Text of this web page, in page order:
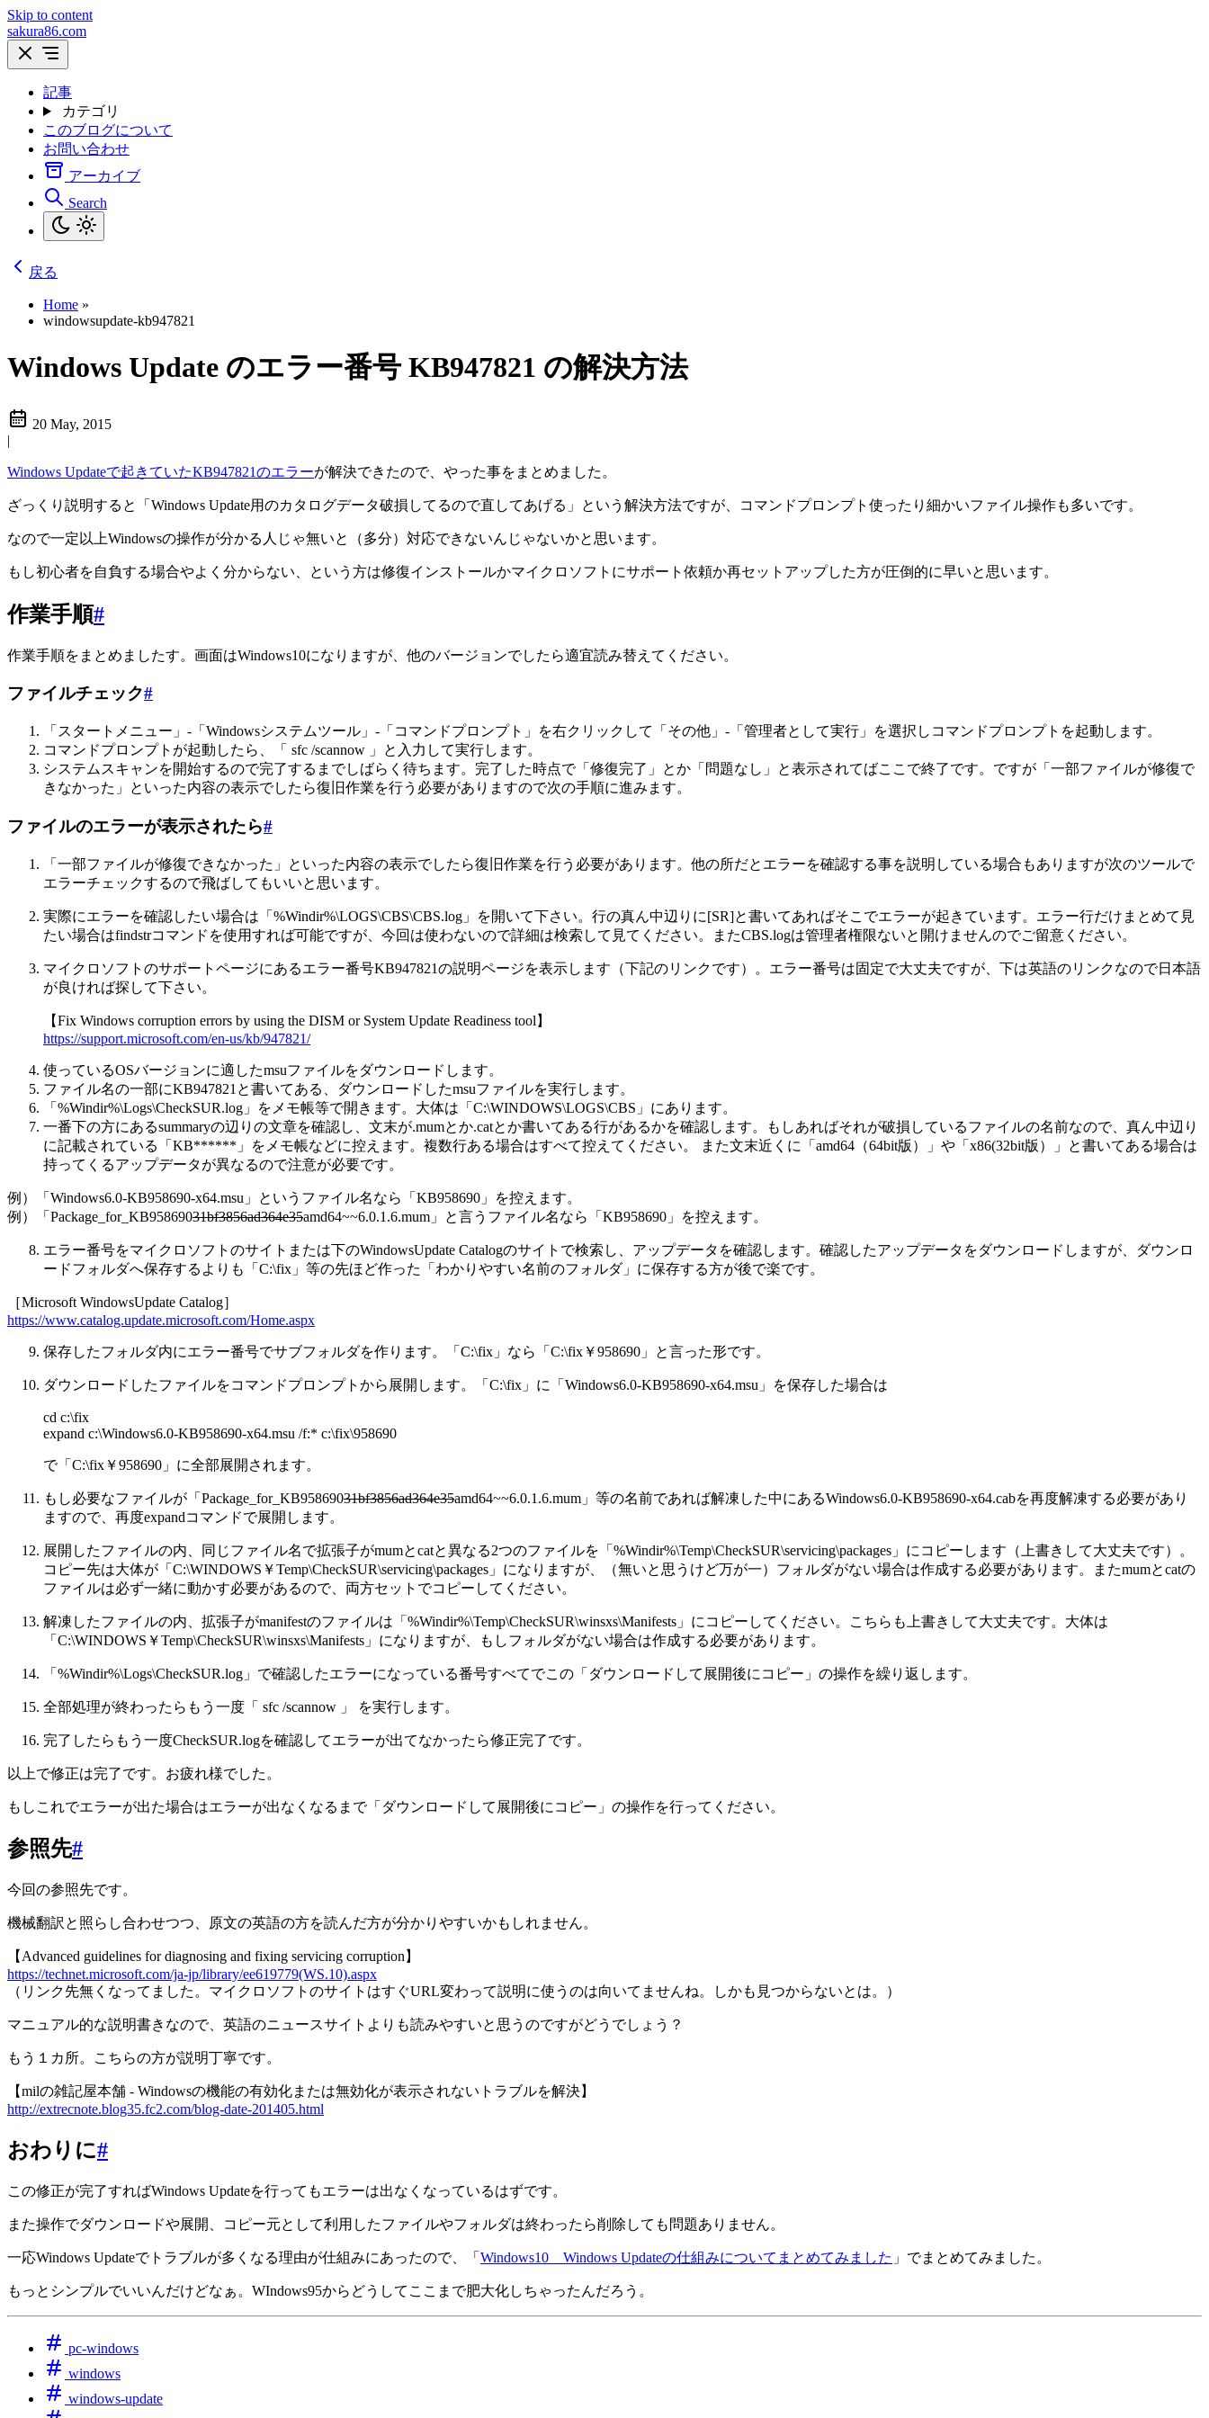
Skip to content
sakura86.com
記事
カテゴリ
このブログについて
お問い合わせ
アーカイブ
Search
戻る
Home »
windowsupdate-kb947821
Windows Update のエラー番号 KB947821 の解決方法
20 May, 2015
|
Windows Updateで起きていたKB947821のエラーが解決できたので、やった事をまとめました。
ざっくり説明すると「Windows Update用のカタログデータ破損してるので直してあげる」という解決方法ですが、コマンドプロンプト使ったり細かいファイル操作も多いです。
なので一定以上Windowsの操作が分かる人じゃ無いと（多分）対応できないんじゃないかと思います。
もし初心者を自負する場合やよく分からない、という方は修復インストールかマイクロソフトにサポート依頼か再セットアップした方が圧倒的に早いと思います。
作業手順#
作業手順をまとめましたす。画面はWindows10になりますが、他のバージョンでしたら適宜読み替えてください。
ファイルチェック#
「スタートメニュー」-「Windowsシステムツール」-「コマンドプロンプト」を右クリックして「その他」-「管理者として実行」を選択しコマンドプロンプトを起動します。
コマンドプロンプトが起動したら、「 sfc /scannow 」と入力して実行します。
システムスキャンを開始するので完了するまでしばらく待ちます。完了した時点で「修復完了」とか「問題なし」と表示されてばここで終了です。ですが「一部ファイルが修復で
きなかった」といった内容の表示でしたら復旧作業を行う必要がありますので次の手順に進みます。
ファイルのエラーが表示されたら#
「一部ファイルが修復できなかった」といった内容の表示でしたら復旧作業を行う必要があります。他の所だとエラーを確認する事を説明している場合もありますが次のツールで
エラーチェックするので飛ばしてもいいと思います。
実際にエラーを確認したい場合は「%Windir%\LOGS\CBS\CBS.log」を開いて下さい。行の真ん中辺りに[SR]と書いてあればそこでエラーが起きています。エラー行だけまとめて見
たい場合はfindstrコマンドを使用すれば可能ですが、今回は使わないので詳細は検索して見てください。またCBS.logは管理者権限ないと開けませんのでご留意ください。
マイクロソフトのサポートページにあるエラー番号KB947821の説明ページを表示します（下記のリンクです）。エラー番号は固定で大丈夫ですが、下は英語のリンクなので日本語
が良ければ探して下さい。
【Fix Windows corruption errors by using the DISM or System Update Readiness tool】
https://support.microsoft.com/en-us/kb/947821/
使っているOSバージョンに適したmsuファイルをダウンロードします。
ファイル名の一部にKB947821と書いてある、ダウンロードしたmsuファイルを実行します。
「%Windir%\Logs\CheckSUR.log」をメモ帳等で開きます。大体は「C:\WINDOWS\LOGS\CBS」にあります。
一番下の方にあるsummaryの辺りの文章を確認し、文末が.mumとか.catとか書いてある行があるかを確認します。もしあればそれが破損しているファイルの名前なので、真ん中辺り
に記載されている「KB******」をメモ帳などに控えます。複数行ある場合はすべて控えてください。 また文末近くに「amd64（64bit版）」や「x86(32bit版）」と書いてある場合は
持ってくるアップデータが異なるので注意が必要です。
例）「Windows6.0-KB958690-x64.msu」というファイル名なら「KB958690」を控えます。
例）「Package_for_KB95869031bf3856ad364e35amd64~~6.0.1.6.mum」と言うファイル名なら「KB958690」を控えます。
エラー番号をマイクロソフトのサイトまたは下のWindowsUpdate Catalogのサイトで検索し、アップデータを確認します。確認したアップデータをダウンロードしますが、ダウンロ
ードフォルダへ保存するよりも「C:\fix」等の先ほど作った「わかりやすい名前のフォルダ」に保存する方が後で楽です。
［Microsoft WindowsUpdate Catalog］
https://www.catalog.update.microsoft.com/Home.aspx
保存したフォルダ内にエラー番号でサブフォルダを作ります。「C:\fix」なら「C:\fix￥958690」と言った形です。
ダウンロードしたファイルをコマンドプロンプトから展開します。「C:\fix」に「Windows6.0-KB958690-x64.msu」を保存した場合は
cd c:\fix
expand c:\Windows6.0-KB958690-x64.msu /f:* c:\fix\958690
で「C:\fix￥958690」に全部展開されます。
もし必要なファイルが「Package_for_KB95869031bf3856ad364e35amd64~~6.0.1.6.mum」等の名前であれば解凍した中にあるWindows6.0-KB958690-x64.cabを再度解凍する必要があり
ますので、再度expandコマンドで展開します。
展開したファイルの内、同じファイル名で拡張子がmumとcatと異なる2つのファイルを「%Windir%\Temp\CheckSUR\servicing\packages」にコピーします（上書きして大丈夫です）。
コピー先は大体が「C:\WINDOWS￥Temp\CheckSUR\servicing\packages」になりますが、（無いと思うけど万が一）フォルダがない場合は作成する必要があります。またmumとcatの
ファイルは必ず一緒に動かす必要があるので、両方セットでコピーしてください。
解凍したファイルの内、拡張子がmanifestのファイルは「%Windir%\Temp\CheckSUR\winsxs\Manifests」にコピーしてください。こちらも上書きして大丈夫です。大体は
「C:\WINDOWS￥Temp\CheckSUR\winsxs\Manifests」になりますが、もしフォルダがない場合は作成する必要があります。
「%Windir%\Logs\CheckSUR.log」で確認したエラーになっている番号すべてでこの「ダウンロードして展開後にコピー」の操作を繰り返します。
全部処理が終わったらもう一度「 sfc /scannow 」 を実行します。
完了したらもう一度CheckSUR.logを確認してエラーが出てなかったら修正完了です。
以上で修正は完了です。お疲れ様でした。
もしこれでエラーが出た場合はエラーが出なくなるまで「ダウンロードして展開後にコピー」の操作を行ってください。
参照先#
今回の参照先です。
機械翻訳と照らし合わせつつ、原文の英語の方を読んだ方が分かりやすいかもしれません。
【Advanced guidelines for diagnosing and fixing servicing corruption】
https://technet.microsoft.com/ja-jp/library/ee619779(WS.10).aspx
（リンク先無くなってました。マイクロソフトのサイトはすぐURL変わって説明に使うのは向いてませんね。しかも見つからないとは。）
マニュアル的な説明書きなので、英語のニュースサイトよりも読みやすいと思うのですがどうでしょう？
もう１カ所。こちらの方が説明丁寧です。
【milの雑記屋本舗 - Windowsの機能の有効化または無効化が表示されないトラブルを解決】
http://extrecnote.blog35.fc2.com/blog-date-201405.html
おわりに#
この修正が完了すればWindows Updateを行ってもエラーは出なくなっているはずです。
また操作でダウンロードや展開、コピー元として利用したファイルやフォルダは終わったら削除しても問題ありません。
一応Windows Updateでトラブルが多くなる理由が仕組みにあったので、「 Windows10 Windows Updateの仕組みについてまとめてみました 」でまとめてみました。
もっとシンプルでいいんだけどなぁ。WIndows95からどうしてここまで肥大化しちゃったんだろう。
pc-windows
windows
windows-update